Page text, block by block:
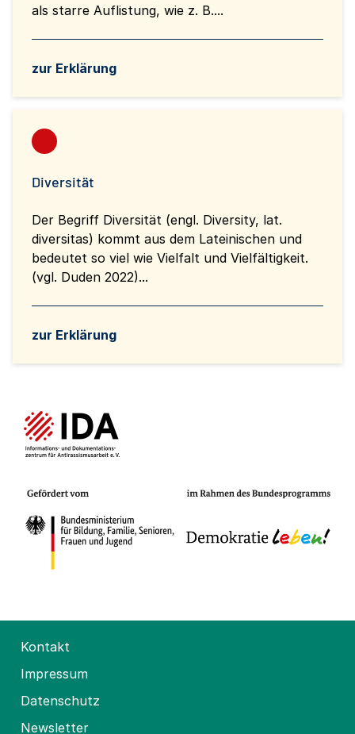
als starre Auflistung, wie z. B....
zur Erklärung
Diversität
Der Begriff Diversität (engl. Diversity, lat.
diversitas) kommt aus dem Lateinischen und
bedeutet so viel wie Vielfalt und Vielfältigkeit.
(vgl. Duden 2022)...
zur Erklärung
Kontakt
Impressum
Datenschutz
Newsletter